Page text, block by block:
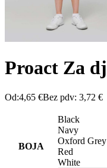
Proact Za
Od:4,65 €Bez pdv: 3,72 €
BOJA
Black
Navy
Oxford Grey
Red
White